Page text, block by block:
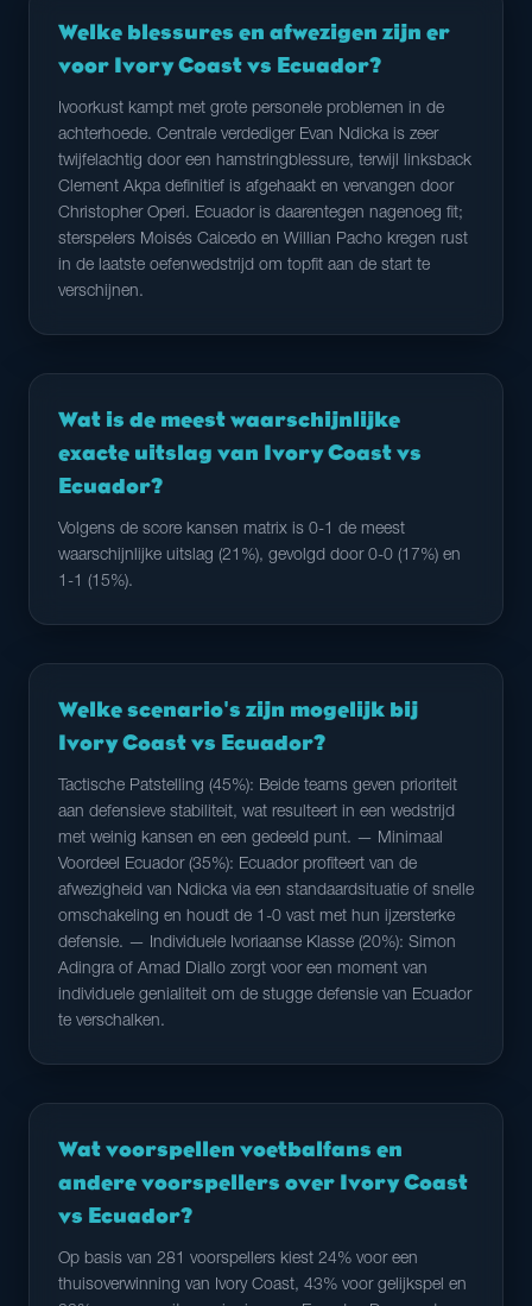
Welke blessures en afwezigen zijn er
voor Ivory Coast vs Ecuador?
Ivoorkust kampt met grote personele problemen in de
achterhoede. Centrale verdediger Evan Ndicka is zeer
twijfelachtig door een hamstringblessure, terwijl linksback
Clement Akpa definitief is afgehaakt en vervangen door
Christopher Operi. Ecuador is daarentegen nagenoeg fit;
sterspelers Moisés Caicedo en Willian Pacho kregen rust
in de laatste oefenwedstrijd om topfit aan de start te
verschijnen.
Wat is de meest waarschijnlijke
exacte uitslag van Ivory Coast vs
Ecuador?
Volgens de score kansen matrix is 0-1 de meest
waarschijnlijke uitslag (21%), gevolgd door 0-0 (17%) en
1-1 (15%).
Welke scenario's zijn mogelijk bij
Ivory Coast vs Ecuador?
Tactische Patstelling (45%): Beide teams geven prioriteit
aan defensieve stabiliteit, wat resulteert in een wedstrijd
met weinig kansen en een gedeeld punt. — Minimaal
Voordeel Ecuador (35%): Ecuador profiteert van de
afwezigheid van Ndicka via een standaardsituatie of snelle
omschakeling en houdt de 1-0 vast met hun ijzersterke
defensie. — Individuele Ivoriaanse Klasse (20%): Simon
Adingra of Amad Diallo zorgt voor een moment van
individuele genialiteit om de stugge defensie van Ecuador
te verschalken.
Wat voorspellen voetbalfans en
andere voorspellers over Ivory Coast
vs Ecuador?
Op basis van 281 voorspellers kiest 24% voor een
thuisoverwinning van Ivory Coast, 43% voor gelijkspel en